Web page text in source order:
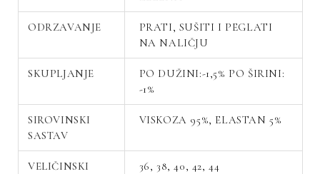
ODRZAVANJE
PRATI, SUŠITI I PEGLATI
NA NALIČJU
SKUPLJANJE
PO DUŽINI:-1,5% PO ŠIRINI:
-1%
SIROVINSKI
SASTAV
VISKOZA 95%, ELASTAN 5%
VELIČINSKI
36, 38, 40, 42, 44